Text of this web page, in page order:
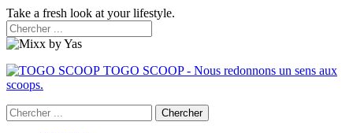
Take a fresh look at your lifestyle.
TOGO SCOOP - Nous redonnons un sens aux
scoops.